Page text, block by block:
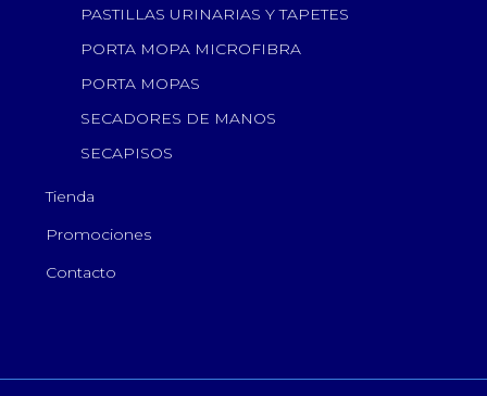
PASTILLAS URINARIAS Y TAPETES
PORTA MOPA MICROFIBRA
PORTA MOPAS
SECADORES DE MANOS
SECAPISOS
Tienda
Promociones
Contacto